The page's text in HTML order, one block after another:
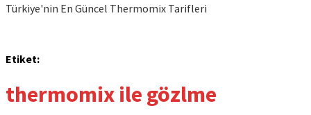
Türkiye'nin En Güncel Thermomix Tarifleri
Etiket:
thermomix ile gözlme